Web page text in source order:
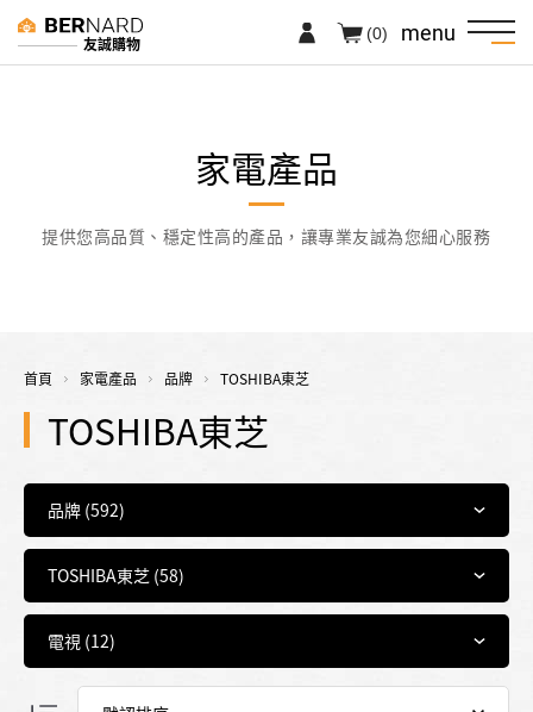
友誠購物 menu
(0)
家電產品
提供您高品質、穩定性高的產品，讓專業友誠為您細心服務
首頁 家電產品 品牌 TOSHIBA東芝
TOSHIBA東芝